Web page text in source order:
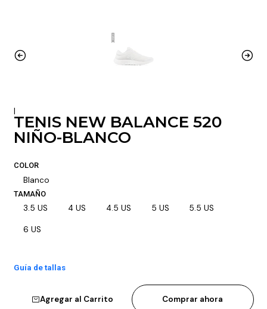
|
TENIS NEW BALANCE 520
NIÑO-BLANCO
COLOR
Blanco
TAMAÑO
3.5 US 4 US 4.5 US 5 US 5.5 US
6 US
Guía de tallas
Agregar al Carrito Comprar ahora